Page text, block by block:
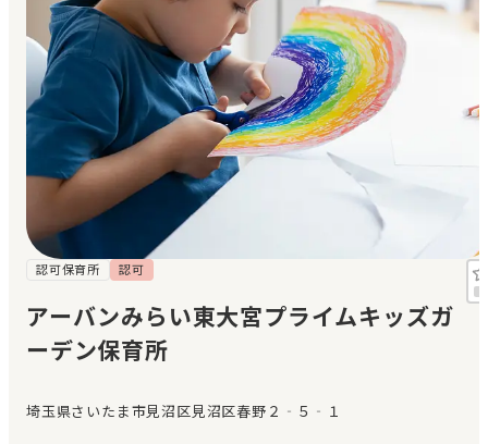
マイページ
閲覧履歴
お気に入り
見学日記
メッセージ
おすすめの園
コラム
お知らせ
認可保育所 認可
アーバンみらい東大宮プライムキッズガ
ーデン保育所
埼玉県さいたま市見沼区見沼区春野２‐５‐１